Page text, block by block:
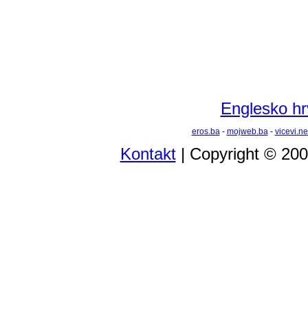
Englesko
eros.ba- mojweb.ba-
Kontakt| Copyright ©